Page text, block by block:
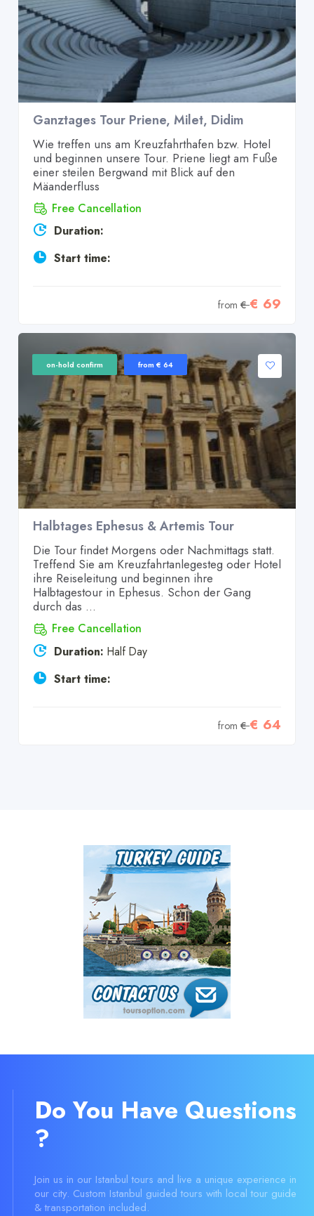
Ganztages Tour Priene, Milet, Didim
Wie treffen uns am Kreuzfahrthafen bzw. Hotel
und beginnen unsere Tour. Priene liegt am Fuße
einer steilen Bergwand mit Blick auf den
Mäanderfluss
Free Cancellation
Duration:
Start time:
from€€ 69
on-hold confirm from € 64
Halbtages Ephesus & Artemis Tour
Die Tour findet Morgens oder Nachmittags statt.
Treffend Sie am Kreuzfahrtanlegesteg oder Hotel
ihre Reiseleitung und beginnen ihre
Halbtagestour in Ephesus. Schon der Gang
durch das ...
Free Cancellation
Duration: Half Day
Start time:
from€€ 64
Do You Have Questions
?
Join us in our Istanbul tours and live a unique experience in
our city. Custom Istanbul guided tours with local tour guide
& transportation included.